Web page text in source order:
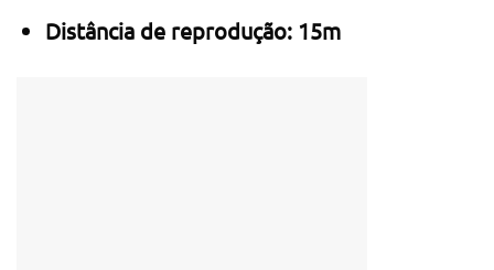
Distância de reprodução: 15m